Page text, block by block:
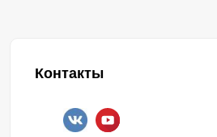
Контакты